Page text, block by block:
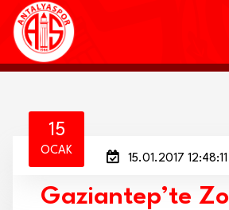
KULÜP
AKADEMİ
15
OCAK
15.01.2017 12:48:11
Gaziantep’te